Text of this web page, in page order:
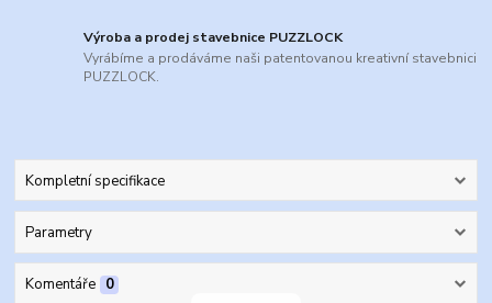
Výroba a prodej stavebnice PUZZLOCK
Vyrábíme a prodáváme naši patentovanou kreativní stavebnici
PUZZLOCK.
Kompletní specifikace
Parametry
Komentáře 0